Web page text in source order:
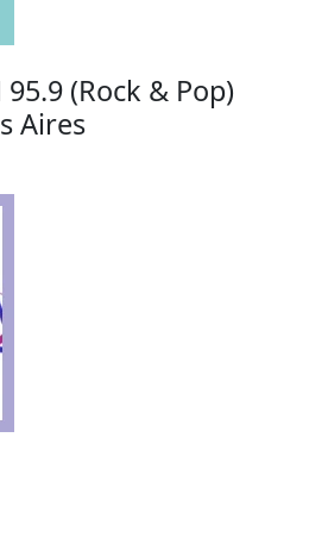
(Rock & Pop)
Aires